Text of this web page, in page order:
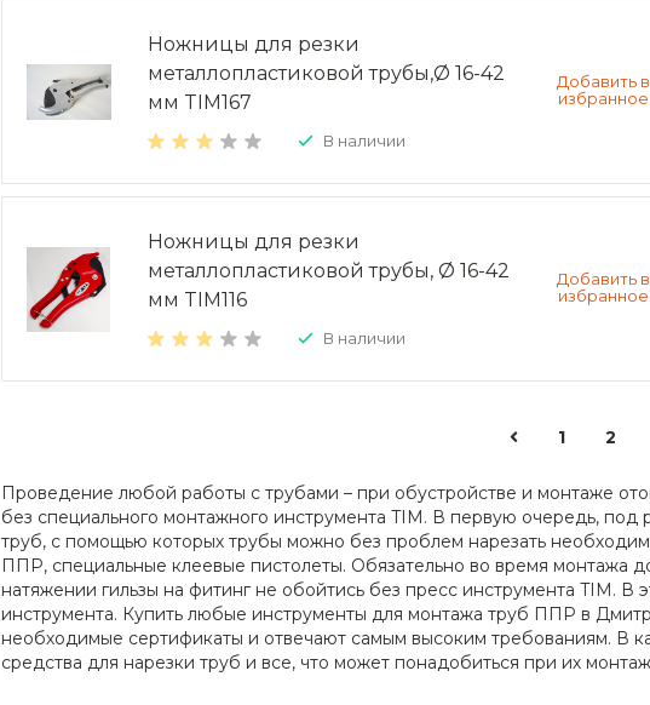
Ножницы для резки
металлопластиковой трубы,Ø 16-42
мм TIM167
В наличии
Ножницы для резки
металлопластиковой трубы, Ø 16-42
мм TIM116
В наличии
1 2
Проведение любой работы с трубами – при обустройстве и монтаже
без специального монтажного инструмента TIM. В первую очередь,
труб, с помощью которых трубы можно без проблем нарезать
ППР, специальные клеевые пистолеты. Обязательно во время монтажа
натяжении гильзы на фитинг не обойтись без пресс инструмента TIM. В
инструмента. Купить любые инструменты для монтажа труб ППР в
необходимые сертификаты и отвечают самым высоким требованиям. В
средства для нарезки труб и все, что может понадобиться при их